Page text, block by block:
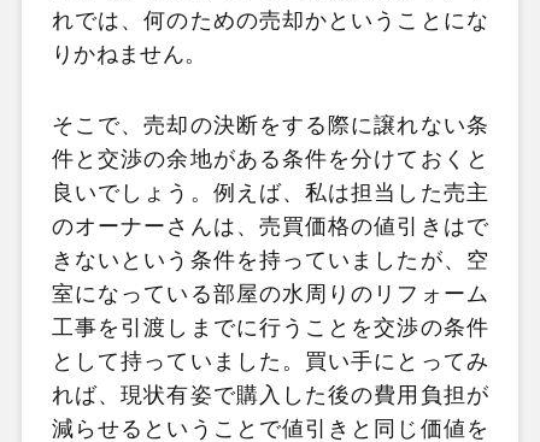
れでは、何のための売却かということにな
りかねません。
そこで、売却の決断をする際に譲れない条
件と交渉の余地がある条件を分けておくと
良いでしょう。例えば、私は担当した売主
のオーナーさんは、売買価格の値引きはで
きないという条件を持っていましたが、空
室になっている部屋の水周りのリフォーム
工事を引渡しまでに行うことを交渉の条件
として持っていました。買い手にとってみ
れば、現状有姿で購入した後の費用負担が
減らせるということで値引きと同じ価値を